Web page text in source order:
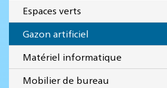
Espaces verts
Gazon artificiel
Matériel informatique
Mobilier de bureau